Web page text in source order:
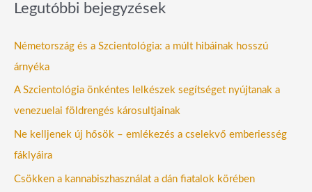
Legutóbbi bejegyzések
Németország és a Szcientológia: a múlt hibáinak hosszú
árnyéka
A Szcientológia önkéntes lelkészek segítséget nyújtanak a
venezuelai földrengés károsultjainak
Ne kelljenek új hősök – emlékezés a cselekvő emberiesség
fáklyáira
Csökken a kannabiszhasználat a dán fiatalok körében